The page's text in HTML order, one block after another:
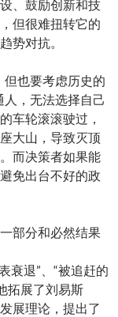
、鼓励创新和技
但很难扭转它的
势对抗。
但也要考虑历史的
，无法选择自己
车轮滚滚驶过，
大山，导致灭顶
而决策者如果能
免出台不好的政
部分和必然结果
衰退”、“被追赶的
拓展了刘易斯
展理论，提出了